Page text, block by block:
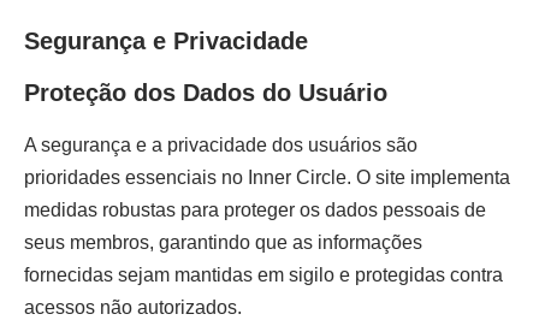
Segurança e Privacidade
Proteção dos Dados do Usuário
A segurança e a privacidade dos usuários são
prioridades essenciais no Inner Circle. O site implementa
medidas robustas para proteger os dados pessoais de
seus membros, garantindo que as informações
fornecidas sejam mantidas em sigilo e protegidas contra
acessos não autorizados.